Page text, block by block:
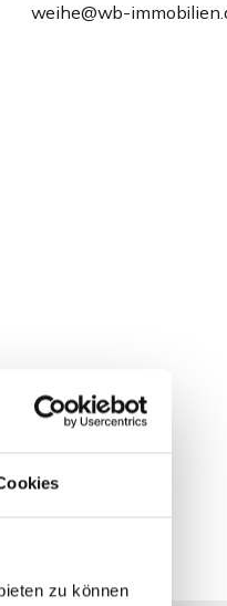
zu können
weihe@wb-